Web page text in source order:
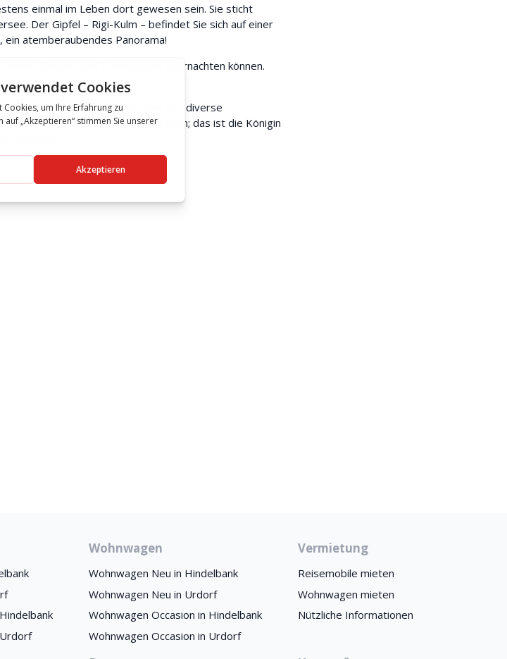
einmal im Leben dort gewesen sein. Sie sticht
Der Gipfel – Rigi-Kulm – befindet Sie sich auf einer
atemberaubendes Panorama!
Camper oder Wohnwagen übernachten können.
schweiz.ch.
& Spa Rigi Kaltbad oder auf der Alp, diverse
für Gross und Klein; das ist die Königin
Wohnwagen
Wohnwagen Neu in Hindelbank
Wohnwagen Neu in Urdorf
Wohnwagen Occasion in Hindelbank
Wohnwagen Occasion in Urdorf
Vermietung
Reisemobile mieten
Wohnwagen mieten
Nützliche Informationen